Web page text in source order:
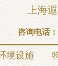
上海
咨询电话：
境设施